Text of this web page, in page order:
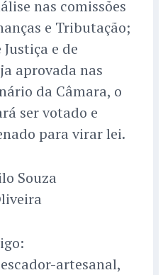
nas comissões
e Tributação;
e de
aprovada nas
da Câmara, o
ser votado e
para virar lei.
Souza
artesanal,